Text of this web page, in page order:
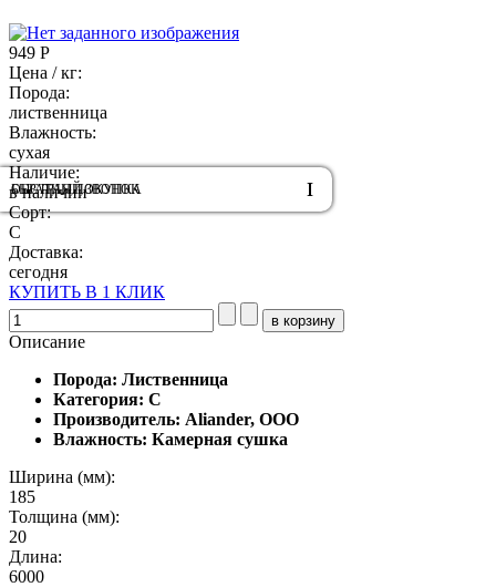
949 Р
Цена / кг:
Порода:
лиственница
Влажность:
сухая
Наличие:
в наличии
Сорт:
С
Доставка:
сегодня
КУПИТЬ В 1 КЛИК
Описание
Порода: Лиственница
Категория: С
Производитель: Aliander, ООО
Влажность: Камерная сушка
Ширина (мм):
185
Толщина (мм):
20
Длина:
6000
ОБРАТНЫЙ ЗВОНОК
БЫСТРАЯ ПОКУПКА